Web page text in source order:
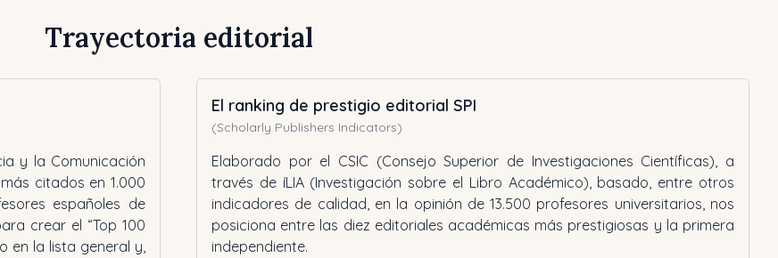
Trayectoria editorial
y la Comunicación
citados en 1.000
españoles de
crear el “Top 100
en la lista general y,
El ranking de prestigio editorial SPI
(Scholarly Publishers Indicators)
Elaborado por el CSIC (Consejo Superior de Investigaciones Científicas), a
través de íLIA (Investigación sobre el Libro Académico), basado, entre otros
indicadores de calidad, en la opinión de 13.500 profesores universitarios, nos
posiciona entre las diez editoriales académicas más prestigiosas y la primera
independiente.